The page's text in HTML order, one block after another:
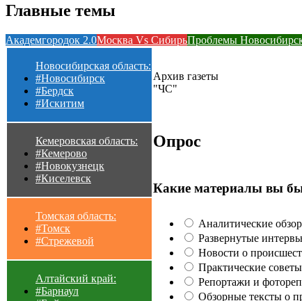
Главные темы
Академгородок 2.0Москва Vs СибирьПроблемы
Новосибирская область:
#Новосибирск
#Бердск
#Искитим
Кемеровская область:
#Кемерово
#Новокузнецк
#Киселевск
Томская область:
#Томск
#Стрежевой
Алтайский край:
#Барнаул
Архив газеты
"ЧС"
Опрос
Какие материалы вы
Аналитические
Развернутые
Новости о
Практические
Репортажи и
Обзорные тексты о